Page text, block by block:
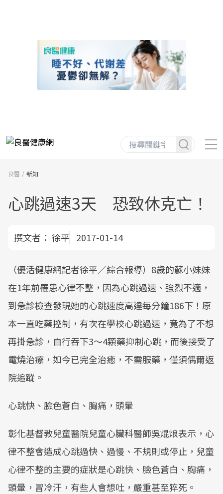
良醫 新知
心跳過速3天 恐致休克亡！
撰文者： 徐平 2017-01-14
（優活健康網記者徐平／綜合報導）8歲的蘇小妹妹
在1年前罹患心律不整，因為心跳過速、強烈不適，
到急診檢查發現她的心跳速度高達每分鐘186下！原
本一直吃藥控制，有次在學校心跳過速，竟為了不想
再掛急診，自行吞下3～4顆藥抑制心跳，而後接受了
電燒治療，如今已完全治癒，不需服藥，僅須偶爾返
院追蹤。
心跳快、臉色蒼白、胸痛，頭暈
彰化基督教兒童醫院兒童心臟科醫師吳焜烺表示，心
律不整會造成心跳過快、過慢、不規則或停止，兒童
心律不整的主要的症狀是心跳快、臉色蒼白、胸痛，
頭暈，冒冷汗，有些人會想吐，嚴重甚至猝死。